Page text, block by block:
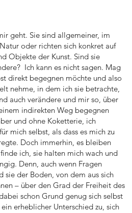
geht. Sie sind allgemeiner, im
oder richten sich konkret auf
Objekte der Kunst. Sind sie
Ich kann es nicht sagen. Mag
direkt begegnen möchte und also
nehme, in dem ich sie betrachte,
auch verändere und mir so, über
indirekten Weg begegnen
und ohne Koketterie, ich
mich selbst, als dass es mich zu
Doch immerhin, es bleiben
ich, sie halten mich wach und
Denn, auch wenn Fragen
sie der Boden, von dem aus sich
– über den Grad der Freiheit des
schon Grund genug sich selbst
erheblicher Unterschied zu, sich